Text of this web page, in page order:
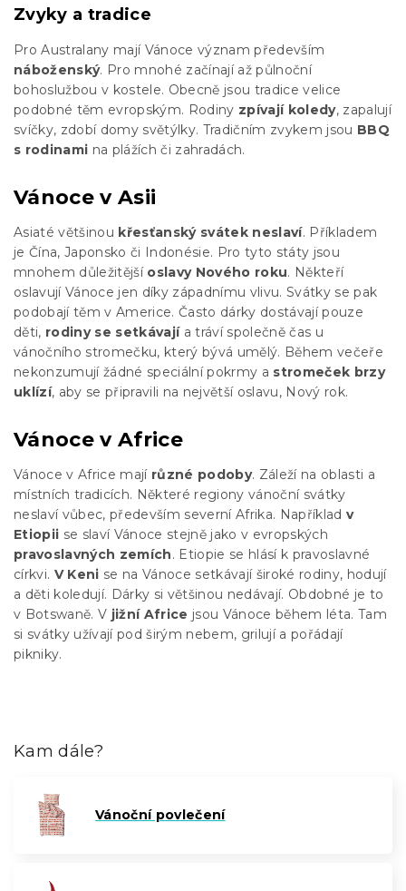
Zvyky a tradice
Pro Australany mají Vánoce význam především
náboženský. Pro mnohé začínají až půlnoční
bohoslužbou v kostele. Obecně jsou tradice velice
podobné těm evropským. Rodiny zpívají koledy, zapalují
svíčky, zdobí domy světýlky. Tradičním zvykem jsou BBQ
s rodinami na plážích či zahradách.
Vánoce v Asii
Asiaté většinou křesťanský svátek neslaví. Příkladem
je Čína, Japonsko či Indonésie. Pro tyto státy jsou
mnohem důležitější oslavy Nového roku. Někteří
oslavují Vánoce jen díky západnímu vlivu. Svátky se pak
podobají těm v Americe. Často dárky dostávají pouze
děti, rodiny se setkávajía tráví společně čas u
vánočního stromečku, který bývá umělý. Během večeře
nekonzumují žádné speciální pokrmy a stromeček brzy
uklízí, aby se připravili na největší oslavu, Nový rok.
Vánoce v Africe
Vánoce v Africe mají různé podoby. Záleží na oblasti a
místních tradicích. Některé regiony vánoční svátky
neslaví vůbec, především severní Afrika. Například v
Etiopii se slaví Vánoce stejně jako v evropských
pravoslavných zemích. Etiopie se hlásí k pravoslavné
církvi. V Keni se na Vánoce setkávají široké rodiny, hodují
a děti koledují. Dárky si většinou nedávají. Obdobné je to
v Botswaně. V jižní Africe jsou Vánoce během léta. Tam
si svátky užívají pod širým nebem, grilují a pořádají
pikniky.
Kam dále?
Vánoční povlečení